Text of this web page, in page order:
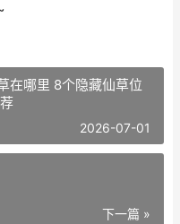
在哪里 8个隐藏仙草位
2026-07-01
下一篇 »